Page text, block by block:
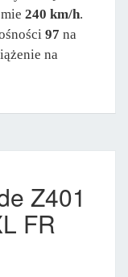
240 km/h.
97 na
na
Z401
FR